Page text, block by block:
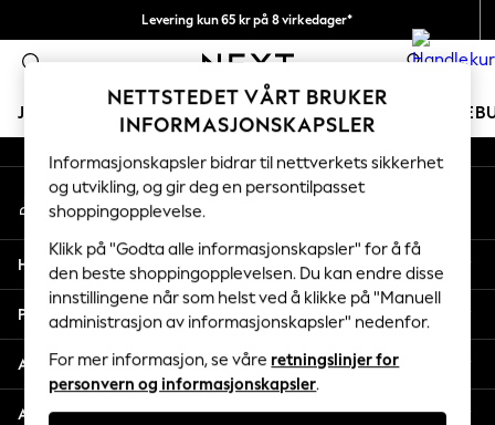
Levering kun 65 kr på 8 virkedager*
Vi betaler alle tollavgifter 0
JENTER GUTTER BABY KVINNER MENN
GIRLS
New In
50 - 92cm
98 - 110cm
116 - 134cm
140 - 174cm
Trending: Top & Short Sets
Trending: Clogs
Toy Story
THE SET
An error occurred on client
Våre sosiale nettverk
Min konto
Logg inn på kontoen din
Hjelp
Personvern & Juridisk
Avdelinger
Andre tjenester
NETTSTEDET VÅRT BRUKER
INFORMASJONSKAPSLER
Informasjonskapsler bidrar til nettverkets sikkerhet
og utvikling, og gir deg en persontilpasset
shoppingopplevelse.
Klikk på "Godta alle informasjonskapsler" for å få
den beste shoppingopplevelsen. Du kan endre disse
innstillingene når som helst ved å klikke på "Manuell
administrasjon av informasjonskapsler" nedenfor.
For mer informasjon, se våre retningslinjer for
personvern og informasjonskapsler.